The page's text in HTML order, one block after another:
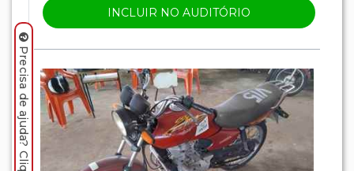
INCLUIR NO AUDITÓRIO
Precisa de ajuda? Clique aqui.